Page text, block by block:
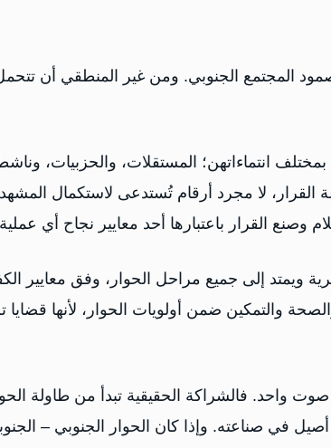
المجتمع الجنوبي. ومن غير المنطقي أن تتحمل
انتماءاتهن؛ المستقلات، والحزبيات،
القرار، لا مجرد أرقام تُستدعى لاستكمال
ويمتد إلى جميع مراحل الحوار، وفق معايير
والتمكين ضمن أولويات الحوار، لأنها قضايا
واحد. فالشراكة الحقيقية تبدأ من طاولة
في صناعته. وإذا كان الحوار الجنوبي –